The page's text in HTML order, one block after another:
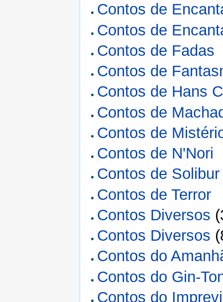
Contos de
Contos de
Contos de Fadas
Contos de
Contos de Hans
Contos de
Contos de
Contos de N'Nori
Contos de Solibur
Contos de Terror
Contos Diversos
Contos Diversos
Contos do
Contos do Gin-
Contos do